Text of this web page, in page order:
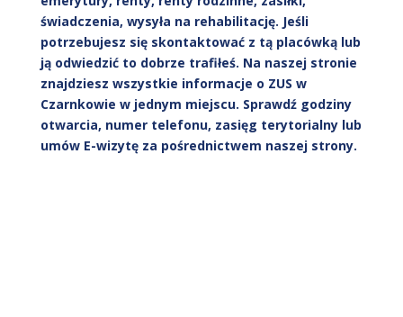
świadczenia, wysyła na rehabilitację. Jeśli
potrzebujesz się skontaktować z tą placówką lub
ją odwiedzić to dobrze trafiłeś. Na naszej stronie
znajdziesz wszystkie informacje o ZUS w
Czarnkowie w jednym miejscu. Sprawdź godziny
otwarcia, numer telefonu, zasięg terytorialny lub
umów E-wizytę za pośrednictwem naszej strony.